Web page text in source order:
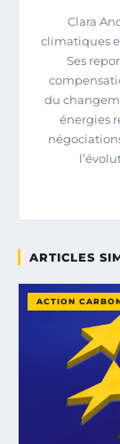
Clara
climatiques
Ses
du
énergies
ARTICLES
ACTION